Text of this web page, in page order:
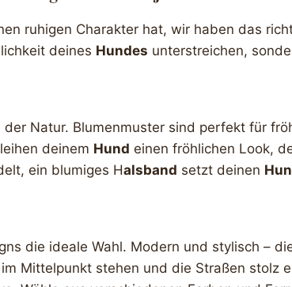
ruhigen Charakter hat, wir haben das
deines Hundes unterstreichen,
Natur. Blumenmuster sind perfekt für
deinem Hund einen fröhlichen Look,
ein blumiges Halsband setzt deinen
die ideale Wahl. Modern und stylisch –
Mittelpunkt stehen und die Straßen stolz